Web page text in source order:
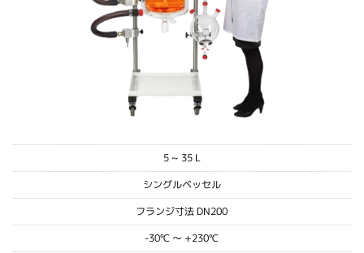
5 ~ 35 L
シングルベッセル
フランジ寸法 DN200
-30℃ ～ +230℃